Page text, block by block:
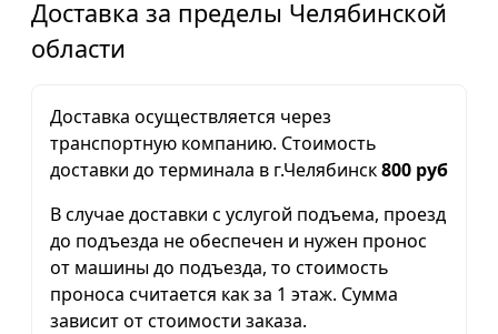
Доставка за пределы Челябинской
области
Доставка осуществляется через
транспортную компанию. Стоимость
доставки до терминала в г.Челябинск800 руб
В случае доставки с услугой подъема, проезд
до подъезда не обеспечен и нужен пронос
от машины до подъезда, то стоимость
проноса считается как за 1 этаж. Сумма
зависит от стоимости заказа.